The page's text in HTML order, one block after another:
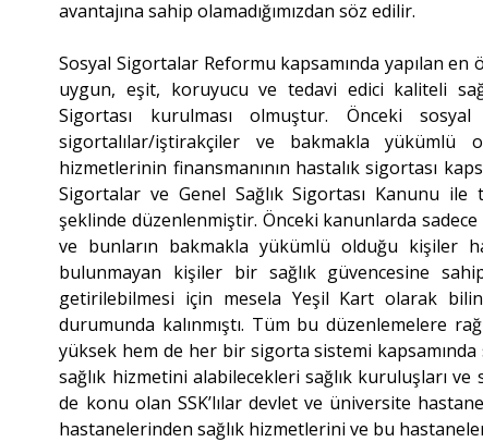
avantajına sahip olamadığımızdan söz edilir.
Sosyal Sigortalar Reformu kapsamında yapılan
uygun, eşit, koruyucu ve tedavi edici kaliteli
Sigortası kurulması olmuştur. Önceki
sigortalılar/iştirakçiler ve bakmakla yükümlü
hizmetlerinin finansmanının hastalık sigortası
Sigortalar ve Genel Sağlık Sigortası Kanunu ile
şeklinde düzenlenmiştir. Önceki kanunlarda
ve bunların bakmakla yükümlü olduğu kişiler
bulunmayan kişiler bir sağlık güvencesine
getirilebilmesi için mesela Yeşil Kart olarak
durumunda kalınmıştı. Tüm bu düzenlemelere
yüksek hem de her bir sigorta sistemi
sağlık hizmetini alabilecekleri sağlık kuruluşları
de konu olan SSK’lılar devlet ve üniversite
hastanelerinden sağlık hizmetlerini ve bu